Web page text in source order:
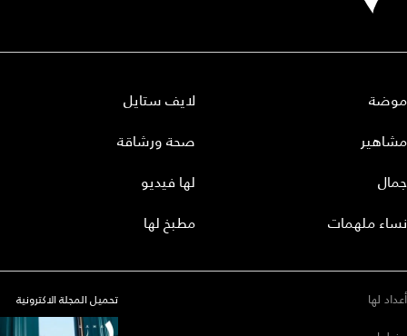
موضة
مشاهير
جمال
نساء ملهمات
لايف ستايل
صحة ورشاقة
لها فيديو
مطبخ لها
أعداد لها
تحميل المجلة الاكترونية